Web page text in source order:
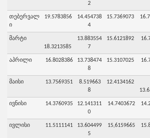
2
თებერვალ
ი
19.5783856
14.454738
4
15.7369073
მარტი
18.3213585
13.883554
7
15.6121892
აპრილი 16.8028386
13.738474
8
15.3107025
მაისი 13.7569351
8.519663
8
12.4134162
ივნისი 14.3760935
12.141311
0
14.7403672
ივლისი 11.5111141
13.604499
5
15,6159665